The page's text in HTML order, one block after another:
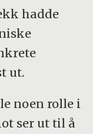
hadde
ut.
noen rolle i
ser ut til å